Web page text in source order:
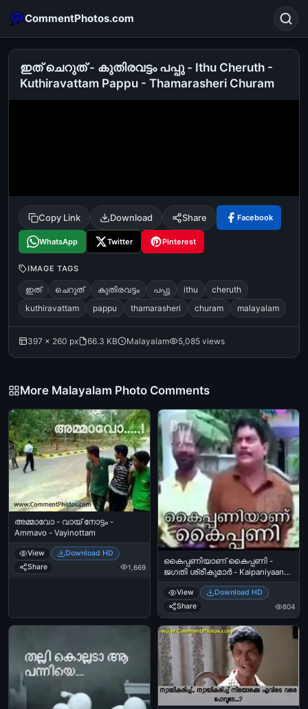
CommentPhotos.com
Search
tamil comedy
happy birthday good night
ഇത് ചെറുത് - കുതിരവട്ടം പപ്പു - Ithu Cheruth -
Kuthiravattam Pappu - Thamarasheri Churam
Copy Link Download Share Facebook
WhatsApp Twitter Pinterest
IMAGE TAGS
ഇത് ചെറുത് കുതിരവട്ടം പപ്പു ithu
cheruth
kuthiravattam
pappu thamarasheri churam malayalam
397 × 260 px 66.3 KB Malayalam 5,085 views
More Malayalam Photo Comments
അമ്മാവോ - വായ്‌ നോട്ടം -
Ammavo - Vayinottam
View
Download HD
Share
1,669
കൈപ്പണിയാണ് കൈപ്പണി -
ജഗതി ശ്രീകുമാര്‍ - Kaipaniyaanu
Kaipani - Jagathy Sreekumar
View
Download HD
Share
804